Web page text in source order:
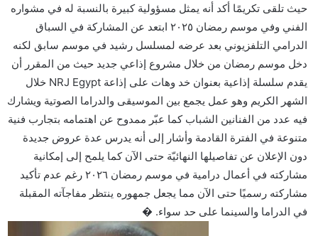
حيث تلقى تكريمًا أكد أنه يمثل مسؤولية كبيرة بالنسبة له في مشواره
الفني وفي موسم رمضان ٢٠٢٥ ابتعد عن المشاركة في السباق
الدرامي التلفزيوني بعد عرضه لمسلسل رشيد في موسم سابق لكنه
دخل موسم رمضان من خلال مشروع إذاعي جديد حيث من المقرر أن
يقدم سلسلة إذاعية بعنوان خد وهات على إذاعة NRJ Egypt خلال
الشهر الكريم وهو عمل يجمع بين الموسيقى والدراما الصوتية ويشارك
فيه عدد من الفنانين الشباب كما عبّر ممدوح عن اهتمامه بتجارب فنية
متنوعة في الفترة القادمة وأشار إلى أنه يدرس عدة عروض جديدة
دون الإعلان عن تفاصيلها النهائيّة حتى الآن كما يلمح إلى إمكانية
مشاركته في أعمال درامية في موسم رمضان ٢٠٢٦ رغم عدم تأكيد
مشاركته رسميًا حتى الآن مما يجعل جمهوره ينتظر مفاجآته المقبلة
في الدراما والسينما على حد سواء. �